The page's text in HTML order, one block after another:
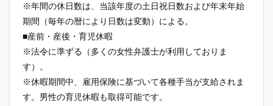
※年間の休日数は、当該年度の土日祝日数および年末年始
期間（毎年の暦により日数は変動）による。
■産前・産後・育児休暇
※法令に準ずる（多くの女性弁護士が利用しておりま
す）。
※休暇期間中、雇用保険に基づいて各種手当が支給されま
す。男性の育児休暇も取得可能です。